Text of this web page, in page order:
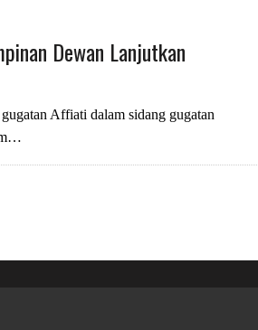
Dewan Lanjutkan
Affiati dalam sidang gugatan